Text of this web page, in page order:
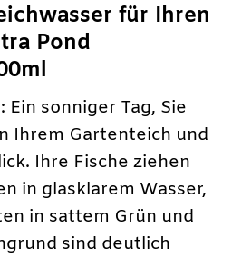
für Ihren
Pond
Ein sonniger Tag, Sie
Ihrem Gartenteich und
Ihre Fische ziehen
in glasklarem Wasser,
in sattem Grün und
sind deutlich